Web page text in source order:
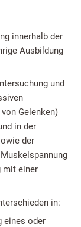
innerhalb der
Ausbildung
und
Gelenken)
in der
der
mit einer
in:
eines oder